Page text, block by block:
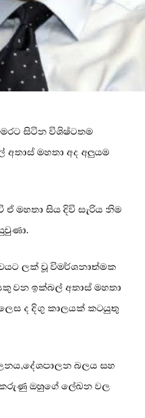
සිටින විශිෂ්ටතම
අතාස් මහතා අද අලුයම
මහතා සිය දිවි සැරිය නිම
ලක් වූ විමර්ශනාත්මක
වන ඉක්බල් අතාස් මහතා
ද දිගු කාලයක් කටයුතු
බලය සහ
කරුණු ඔහුගේ ලේඛන වල